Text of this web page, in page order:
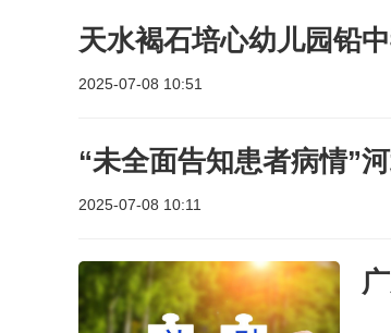
天水褐石培心幼儿园铅
2025-07-08 10:51
“未全面告知患者病情”
2025-07-08 10:11